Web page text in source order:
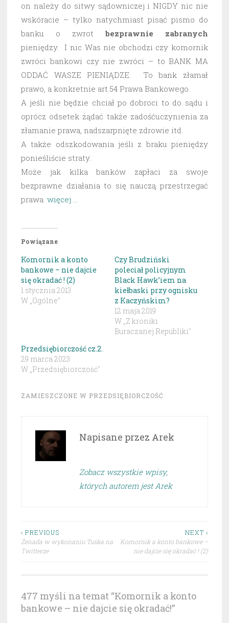
on należy do sitwy sądowniczej i NIGDY nic nie
wskóracie – tylko natychmiast pisać pismo do
banku o zwrot bezprawnie
zabranych
pieniędzy. I nic Was nie obchodzi czy komornik
zwróci bankowi czy nie zwróci – to BANK MA
ODDAĆ WASZE PIENIĄDZE. To bank złamał
prawo, a konkretnie art.54 Prawa Bankowego.
A jeśli nie będzie chciał po dobroci to do sądu i
oprócz odsetek żądać także zadośćuczynienia za
złamanie prawa, nadszarpnięte zdrowie itd.
A także odszkodowania jeśli z braku pieniędzy
ponieśliście straty.
Może jak kilka banków zapłaci za swoje
bezprawne działania to się nauczą przestrzegać
prawa. więcej …
Powiązane
Komornik a konto
bankowe – nie dajcie
się okradać ! (2)
1 stycznia 2013
W „Ogólne"
Czy Brudziński
poleciał policyjnym
Black Hawk’iem na
kiełbaski przy ognisku
z Kaczyńskim?
12 maja 2019
W „Z kroniki
Buraczanej Republiki"
Przedsiębiorczość cz.2.
29 marca 2023
W „Przedsiębiorczość"
ZAMIESZCZONE W PRZEDSIĘBIORCZOŚĆ
Napisane przez Arek
Zobacz wszystkie wpisy,
których autorem jest Arek
Nawigacja
wpisu
‹ PREVIOUS
Żenada w wykonaniu Tuska na
Twitterze
NEXT ›
Komornik a konto bankowe –
nie dajcie się okradać ! (2)
477 myśli na temat “Komornik a konto
bankowe – nie dajcie się okradać!”